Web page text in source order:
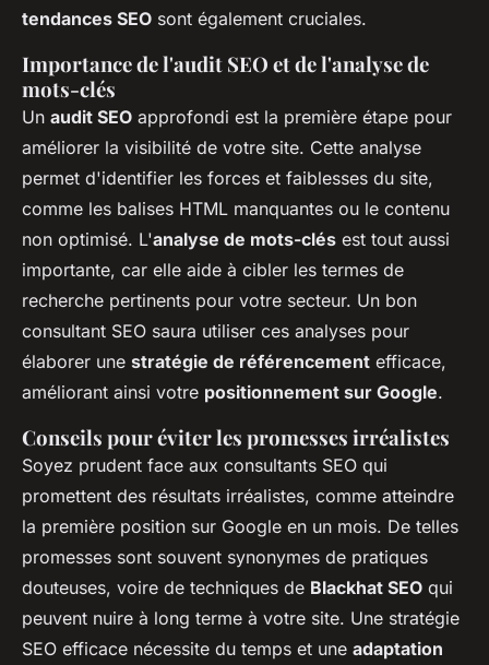
tendances SEO sont également cruciales.
Importance de l'audit SEO et de l'analyse de
mots-clés
Un audit SEO approfondi est la première étape pour
améliorer la visibilité de votre site. Cette analyse
permet d'identifier les forces et faiblesses du site,
comme les balises HTML manquantes ou le contenu
non optimisé. L'analyse de mots-clés est tout aussi
importante, car elle aide à cibler les termes de
recherche pertinents pour votre secteur. Un bon
consultant SEO saura utiliser ces analyses pour
élaborer une stratégie de référencement efficace,
améliorant ainsi votre positionnement sur Google.
Conseils pour éviter les promesses irréalistes
Soyez prudent face aux consultants SEO qui
promettent des résultats irréalistes, comme atteindre
la première position sur Google en un mois. De telles
promesses sont souvent synonymes de pratiques
douteuses, voire de techniques de Blackhat SEO qui
peuvent nuire à long terme à votre site. Une stratégie
SEO efficace nécessite du temps et une adaptation